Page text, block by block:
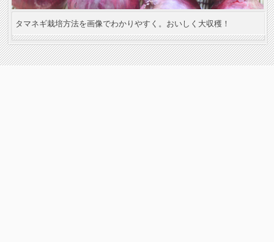
タマネギ栽培方法を画像でわかりやすく。おいしく大収穫！